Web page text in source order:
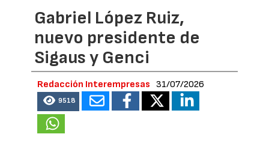
Gabriel López Ruiz,
nuevo presidente de
Sigaus y Genci
Redacción Interempresas 31/07/2026
9518